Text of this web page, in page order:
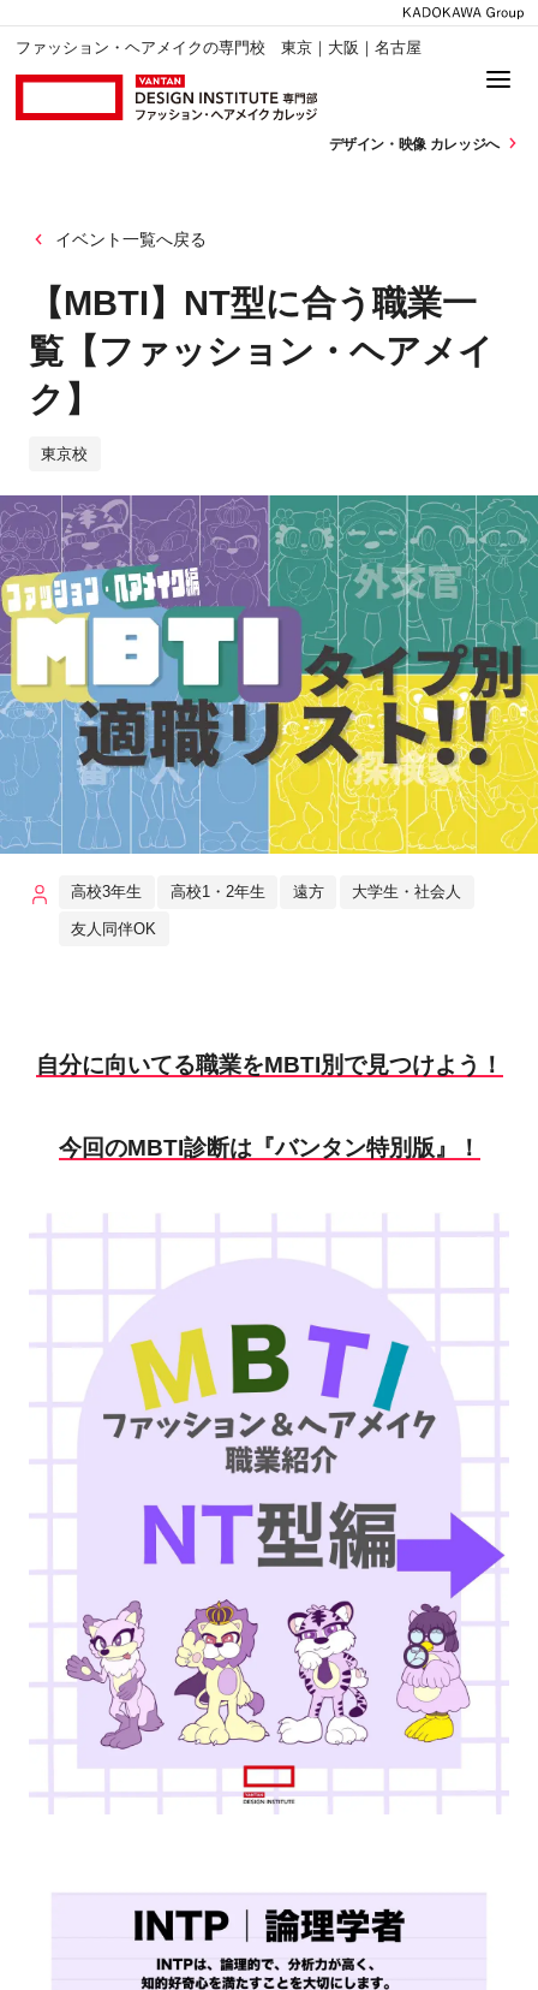
ファッション・ヘアメイクの専門校 東京｜大阪｜名古屋
デザイン・ 映像 カレッジへ
イベント一覧へ戻る
【MBTI】NT型に合う職業一
覧【ファッション・ヘアメイ
ク】
東京校
高校3年生 高校1・2年生 遠方 大学生・社会人
友人同伴OK
自分に向いてる職業をMBTI別で見つけよう！
今回のMBTI診断は『バンタン特別版』！